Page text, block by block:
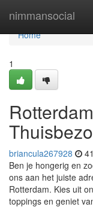
nimmansocial
Home
Home
1
briancula267928
Ben je hongerig en
ons aan het juiste
Rotterdam. Kies uit
toppings en geniet